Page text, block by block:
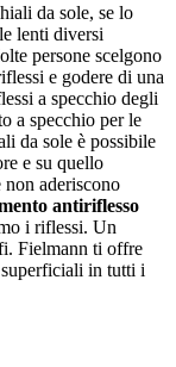
da sole, se lo
lenti diversi
persone scelgono
e godere di una
a specchio degli
a specchio per le
da sole è possibile
e su quello
aderiscono
antiriflesso
i riflessi. Un
Fielmann ti offre
in tutti i